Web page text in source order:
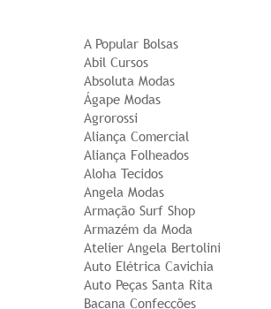
A Popular Bolsas
Abil Cursos
Absoluta Modas
Ágape Modas
Agrorossi
Aliança Comercial
Aliança Folheados
Aloha Tecidos
Angela Modas
Armação Surf Shop
Armazém da Moda
Atelier Angela Bertolini
Auto Elétrica Cavichia
Auto Peças Santa Rita
Bacana Confecções